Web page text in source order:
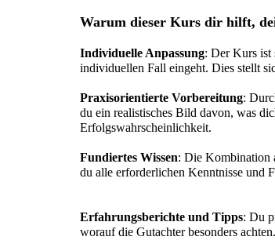
Warum dieser Kurs dir hilft,
Individuelle Anpassung: Der Kurs ist
individuellen Fall eingeht. Dies stellt
Praxisorientierte Vorbereitung:
du ein realistisches Bild davon, was
Erfolgswahrscheinlichkeit.
Fundiertes Wissen: Die Kombination
du alle erforderlichen Kenntnisse und
Erfahrungsberichte und Tipps: Du
worauf die Gutachter besonders achten.